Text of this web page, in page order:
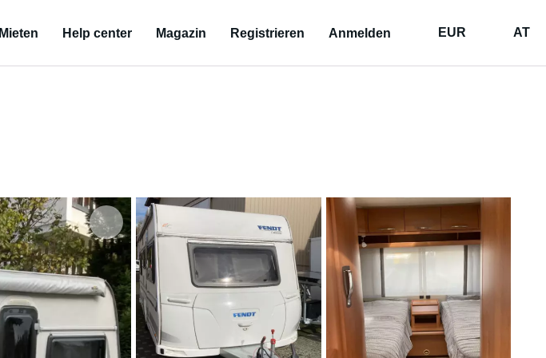
Mieten Help center Magazin Registrieren Anmelden EUR AT